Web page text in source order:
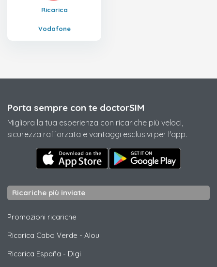
Ricarica
Vodafone
Porta sempre con te doctorSIM
Migliora la tua esperienza con ricariche più veloci,
sicurezza rafforzata e vantaggi esclusivi per l'app.
Ricariche più inviate
Promozioni ricariche
Ricarica Cabo Verde - Alou
Ricarica España - Digi